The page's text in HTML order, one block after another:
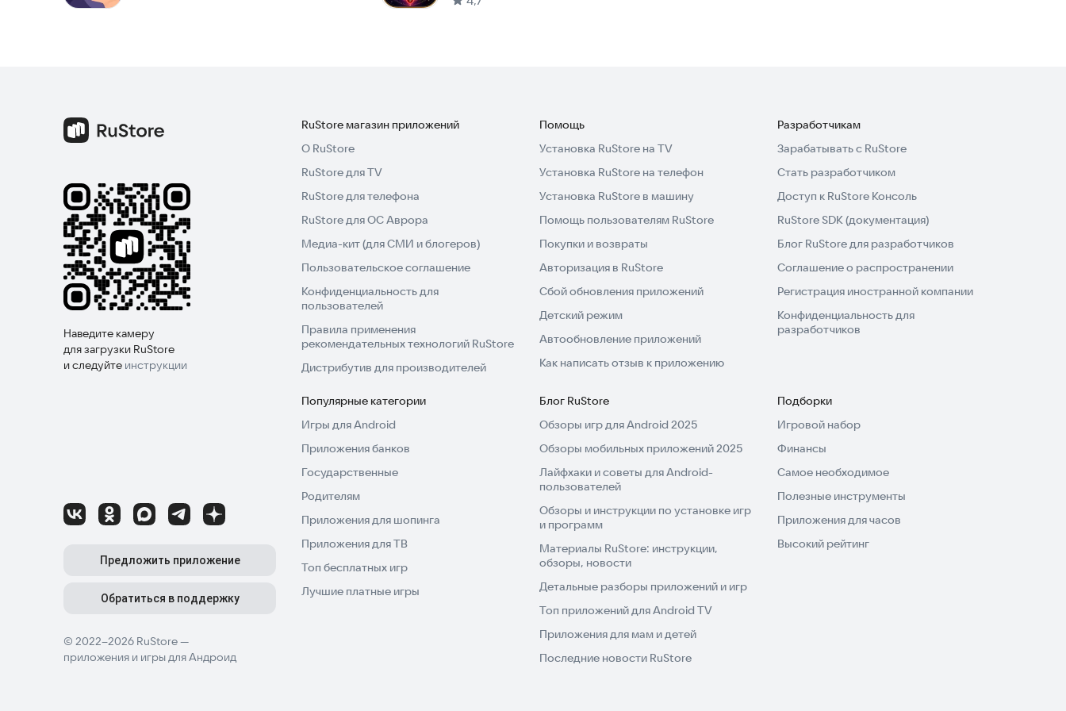
Наведите камеру
для загрузки RuStore
и следуйте инструкции
© 2022–2026 RuStore —
приложения и игры для Андроид
Предложить приложение
Обратиться в поддержку
RuStore магазин приложений
О RuStore
RuStore для TV
RuStore для телефона
RuStore для ОС Аврора
Медиа-кит (для СМИ и блогеров)
Пользовательское соглашение
Конфиденциальность для
пользователей
Правила применения
рекомендательных технологий RuStore
Дистрибутив для производителей
Помощь
Установка RuStore на TV
Установка RuStore на телефон
Установка RuStore в машину
Помощь пользователям RuStore
Покупки и возвраты
Авторизация в RuStore
Сбой обновления приложений
Детский режим
Автообновление приложений
Как написать отзыв к приложению
Разработчикам
Зарабатывать с RuStore
Стать разработчиком
Доступ к RuStore Консоль
RuStore SDK (документация)
Блог RuStore для разработчиков
Соглашение о распространении
Регистрация иностранной компании
Конфиденциальность для
разработчиков
Популярные категории
Игры для Android
Приложения банков
Государственные
Родителям
Приложения для шопинга
Приложения для ТВ
Топ бесплатных игр
Лучшие платные игры
Блог RuStore
Обзоры игр для Android 2025
Обзоры мобильных приложений 2025
Лайфхаки и советы для Android-
пользователей
Обзоры и инструкции по установке игр
и программ
Материалы RuStore: инструкции,
обзоры, новости
Детальные разборы приложений и игр
Топ приложений для Android TV
Приложения для мам и детей
Последние новости RuStore
Подборки
Игровой набор
Финансы
Самое необходимое
Полезные инструменты
Приложения для часов
Высокий рейтинг